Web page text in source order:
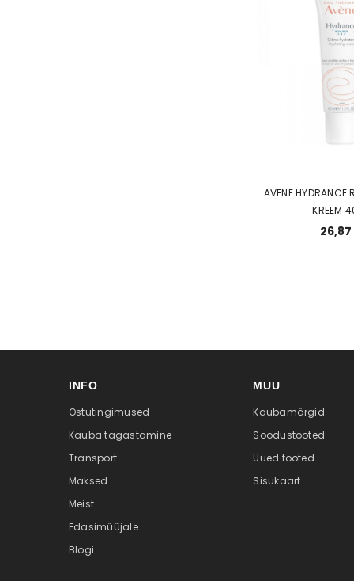
AVENE HYDRANCE
INFO
Ostutingimused
Kauba tagastamine
Transport
Maksed
Meist
Edasimüüjale
Blogi
MUU
Kaubamärgid
Soodustooted
Uued tooted
Sisukaart